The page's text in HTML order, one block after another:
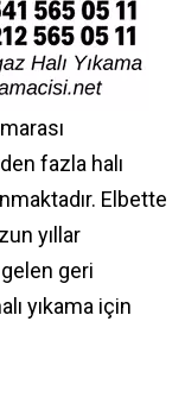
fazla halı
Elbette
yıllar
geri
yıkama için